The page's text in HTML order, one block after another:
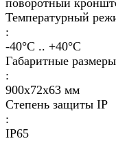
Температурный
:
-40°С .. +40°C
Габаритные
:
900х72х63 мм
Степень защиты IP
:
IP65